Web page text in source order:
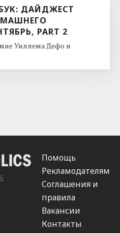
ДАЙДЖЕСТ
PART 2
Уиллема Дефо и
Помощь
Рекламодателям
Соглашения и
правила
Вакансии
Контакты